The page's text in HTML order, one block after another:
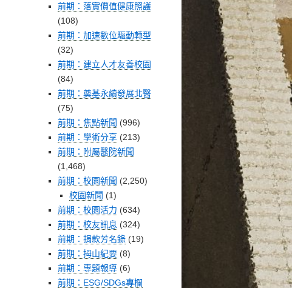
前期：落實價值健康照護
(108)
前期：加速數位驅動轉型
(32)
前期：建立人才友善校園
(84)
前期：奠基永續發展北醫
(75)
前期：焦點新聞 (996)
前期：學術分享 (213)
前期：附屬醫院新聞
(1,468)
前期：校園新聞 (2,250)
校園新聞 (1)
前期：校園活力 (634)
前期：校友訊息 (324)
前期：捐款芳名錄 (19)
前期：拇山紀要 (8)
前期：專題報導 (6)
前期：ESG/SDGs專欄